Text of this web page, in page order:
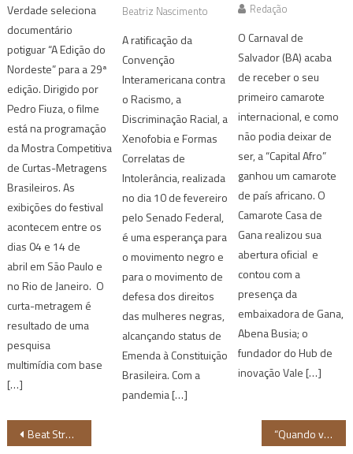
Verdade seleciona
documentário
potiguar “A Edição do
Nordeste” para a 29ª
edição. Dirigido por
Pedro Fiuza, o filme
está na programação
da Mostra Competitiva
de Curtas-Metragens
Brasileiros. As
exibições do festival
acontecem entre os
dias 04 e 14 de
abril em São Paulo e
no Rio de Janeiro. O
curta-metragem é
resultado de uma
pesquisa
multimídia com base
[…]
Beatriz Nascimento
A ratificação da
Convenção
Interamericana contra
o Racismo, a
Discriminação Racial, a
Xenofobia e Formas
Correlatas de
Intolerância, realizada
no dia 10 de fevereiro
pelo Senado Federal,
é uma esperança para
o movimento negro e
para o movimento de
defesa dos direitos
das mulheres negras,
alcançando status de
Emenda à Constituição
Brasileira. Com a
pandemia […]
Redação
O Carnaval de
Salvador (BA) acaba
de receber o seu
primeiro camarote
internacional, e como
não podia deixar de
ser, a “Capital Afro”
ganhou um camarote
de país africano. O
Camarote Casa de
Gana realizou sua
abertura oficial e
contou com a
presença da
embaixadora de Gana,
Abena Busia; o
fundador do Hub de
inovação Vale […]
Navegação
Beat Street Festival será realizado em Fortaleza com grandes nomes do rap nacional “Quando você é mãe negra, você tem que provar duas vezes mais que você é boa”